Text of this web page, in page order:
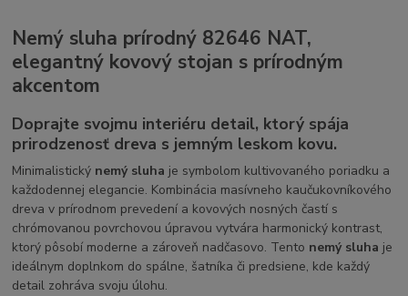
Nemý sluha prírodný 82646 NAT,
elegantný kovový stojan s prírodným
akcentom
Doprajte svojmu interiéru detail, ktorý spája
prirodzenosť dreva s jemným leskom kovu.
Minimalistický nemý sluha je symbolom kultivovaného poriadku a
každodennej elegancie. Kombinácia masívneho kaučukovníkového
dreva v prírodnom prevedení a kovových nosných častí s
chrómovanou povrchovou úpravou vytvára harmonický kontrast,
ktorý pôsobí moderne a zároveň nadčasovo. Tento nemý sluha je
ideálnym doplnkom do spálne, šatníka či predsiene, kde každý
detail zohráva svoju úlohu.